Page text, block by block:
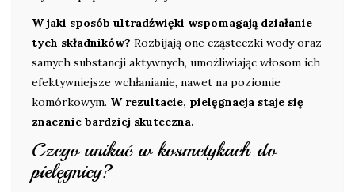
W jaki sposób ultradźwięki wspomagają działanie
tych składników? Rozbijają one cząsteczki wody oraz
samych substancji aktywnych, umożliwiając włosom ich
efektywniejsze wchłanianie, nawet na poziomie
komórkowym. W rezultacie, pielęgnacja staje się
znacznie bardziej skuteczna.
Czego unikać w kosmetykach do
pielęgnicy?